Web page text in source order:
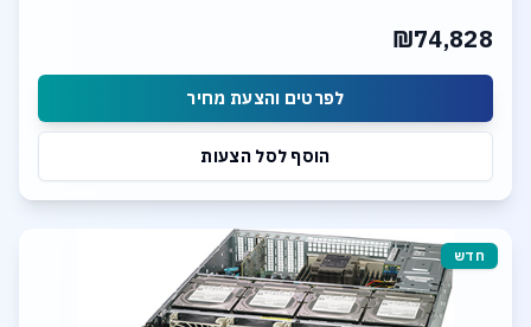
₪74,828
לפרטים והצעת מחיר
הוסף לסל הצעות
חדש